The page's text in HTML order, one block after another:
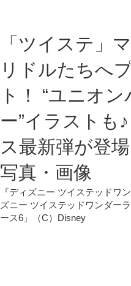
「ツイステ」
リドルたちへ
ト！ “ユニオ
ー”イラストも
ス最新弾が登
写真・画像
『ディズニー ツイステッドワ
ズニー ツイステッドワンダー
ース6」（C）Disney